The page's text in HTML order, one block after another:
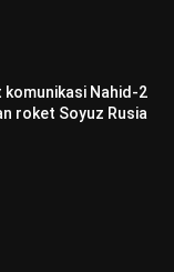
komunikasi Nahid-2
roket Soyuz Rusia